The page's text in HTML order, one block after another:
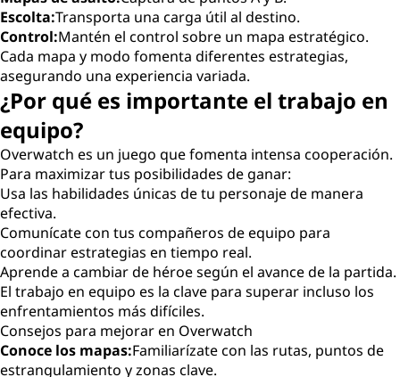
Escolta:Transporta una carga útil al destino.
Control:Mantén el control sobre un mapa estratégico.
Cada mapa y modo fomenta diferentes estrategias,
asegurando una experiencia variada.
¿Por qué es importante el trabajo en
equipo?
Overwatch es un juego que fomenta intensa cooperación.
Para maximizar tus posibilidades de ganar:
Usa las habilidades únicas de tu personaje de manera
efectiva.
Comunícate con tus compañeros de equipo para
coordinar estrategias en tiempo real.
Aprende a cambiar de héroe según el avance de la partida.
El trabajo en equipo es la clave para superar incluso los
enfrentamientos más difíciles.
Consejos para mejorar en Overwatch
Conoce los mapas:Familiarízate con las rutas, puntos de
estrangulamiento y zonas clave.